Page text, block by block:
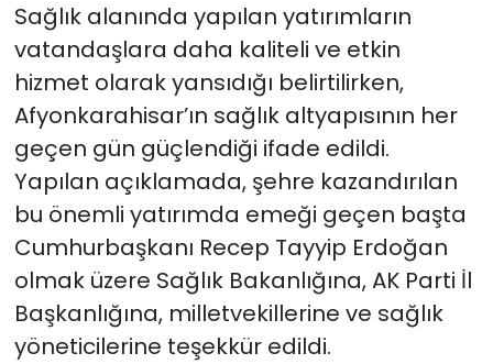
Sağlık alanında yapılan yatırımların
vatandaşlara daha kaliteli ve etkin
hizmet olarak yansıdığı belirtilirken,
Afyonkarahisar’ın sağlık altyapısının her
geçen gün güçlendiği ifade edildi.
Yapılan açıklamada, şehre kazandırılan
bu önemli yatırımda emeği geçen başta
Cumhurbaşkanı Recep Tayyip Erdoğan
olmak üzere Sağlık Bakanlığına, AK Parti İl
Başkanlığına, milletvekillerine ve sağlık
yöneticilerine teşekkür edildi.